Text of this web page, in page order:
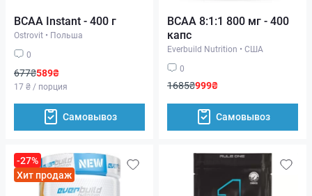
BCAA Instant - 400 г
Ostrovit • Польша
0
677₴589₴
17 ₴ / порция
Самовывоз
BCAA 8:1:1 800 мг - 400
капс
Everbuild Nutrition • США
0
1685₴999₴
Самовывоз
-27%
Хит продаж